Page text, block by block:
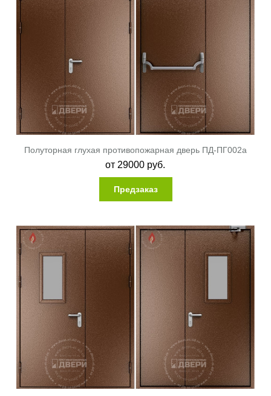
Полуторная глухая противопожарная дверь ПД-ПГ002a
от 29000 руб.
Предзаказ